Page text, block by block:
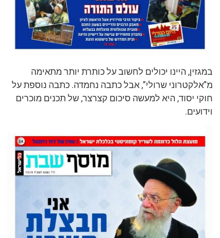
במגזין, היינו יכולים לחשוב על כותרת יותר מתאימה
מ”אלקטרוני שרולי”, אבל כתבה נחמדה. כתבה נוספת על
חוקי יסוד, היא למעשה סיכום קצרצר, של תכנים מוכרים
וידועים.